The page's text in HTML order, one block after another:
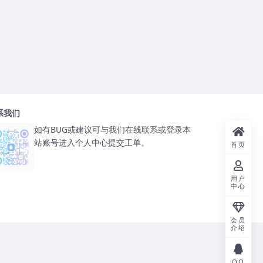
我们
如有BUG或建议可与我们在线联系或登录本
站账号进入个人中心提交工单。
首页
用户
中心
会员
介绍